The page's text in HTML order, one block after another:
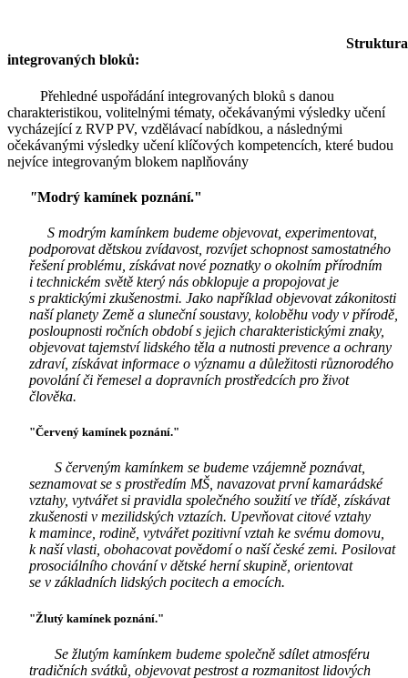
Struktura
integrovaných bloků:
Přehledné uspořádání integrovaných bloků s danou
charakteristikou, volitelnými tématy, očekávanými výsledky učení
vycházející z RVP PV, vzdělávací nabídkou, a následnými
očekávanými výsledky učení klíčových kompetencích, které budou
nejvíce integrovaným blokem naplňovány
"Modrý kamínek poznání."
S modrým kamínkem budeme objevovat, experimentovat,
podporovat dětskou zvídavost, rozvíjet schopnost samostatného
řešení problému, získávat nové poznatky o okolním přírodním
i technickém světě který nás obklopuje a propojovat je
s praktickými zkušenostmi. Jako například objevovat zákonitosti
naší planety Země a sluneční soustavy, koloběhu vody v přírodě,
posloupnosti ročních období s jejich charakteristickými znaky,
objevovat tajemství lidského těla a nutnosti prevence a ochrany
zdraví, získávat informace o významu a důležitosti různorodého
povolání či řemesel a dopravních prostředcích pro život
člověka.
"Červený kamínek poznání."
S červeným kamínkem se budeme vzájemně poznávat,
seznamovat se s prostředím MŠ, navazovat první kamarádské
vztahy, vytvářet si pravidla společného soužití ve třídě, získávat
zkušenosti v mezilidských vztazích. Upevňovat citové vztahy
k mamince, rodině, vytvářet pozitivní vztah ke svému domovu,
k naší vlasti, obohacovat povědomí o naší české zemi. Posilovat
prosociálního chování v dětské herní skupině, orientovat
se v základních lidských pocitech a emocích.
"Žlutý kamínek poznání."
Se žlutým kamínkem budeme společně sdílet atmosféru
tradičních svátků, objevovat pestrost a rozmanitost lidových